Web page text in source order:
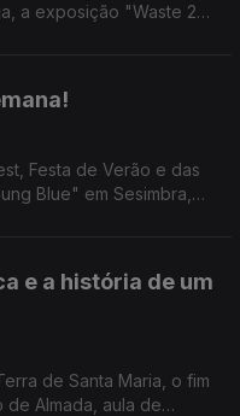
a exposição "Waste 2
Festa de Verão e das
Blue" em Sesimbra,
e a história de um
de Santa Maria, o fim
de Almada, aula de